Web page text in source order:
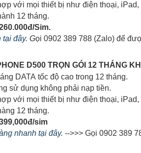
với mọi thiết bị như điện thoại, iPad,
12 tháng.
Sim.
đây. Gọi 0902 389 788 (Zalo) để
D500 TRỌN GÓI 12 THÁNG
DATA tốc độ cao trong 12 tháng.
sử dụng không phải nạp tiền.
với mọi thiết bị như điện thoại,
12 tháng.
sim
nhanh tại đây. -->>> Gọi 0902 389